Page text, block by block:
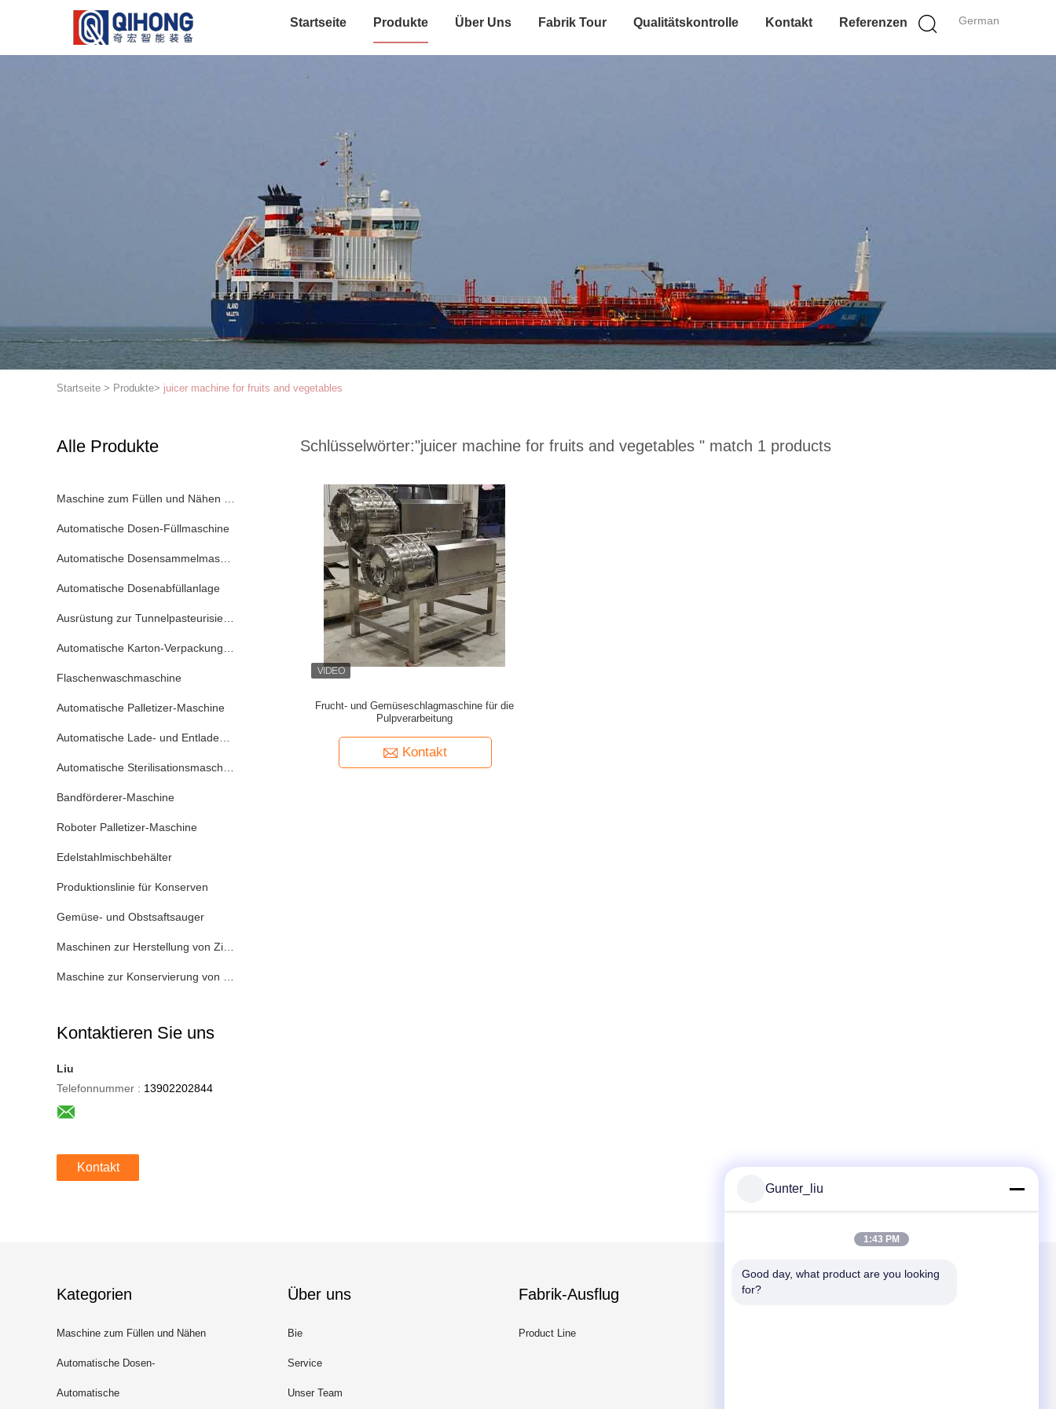
German
Startseite Produkte Über Uns Fabrik Tour Qualitätskontrolle Kontakt Referenzen
Startseite > Produkte> juicer machine for fruits and vegetables
Alle Produkte
Maschine zum Füllen und Nähen von Dosen
Automatische Dosen-Füllmaschine
Automatische Dosensammelmaschine
Automatische Dosenabfüllanlage
Ausrüstung zur Tunnelpasteurisierung
Automatische Karton-Verpackungsmaschine
Flaschenwaschmaschine
Automatische Palletizer-Maschine
Automatische Lade- und Entlademaschine
Automatische Sterilisationsmaschine
Bandförderer-Maschine
Roboter Palletizer-Maschine
Edelstahlmischbehälter
Produktionslinie für Konserven
Gemüse- und Obstsaftsauger
Maschinen zur Herstellung von Zinndosen
Maschine zur Konservierung von Tomatenpaste
Kontaktieren Sie uns
Liu
Telefonnummer : 13902202844
Kontakt
Schlüsselwörter:"juicer machine for fruits and vegetables " match 1 products
Frucht- und Gemüseschlagmaschine für die
Pulpverarbeitung
Kontakt
Kategorien
Maschine zum Füllen und Nähen
von Dosen
Automatische Dosen-
Füllmaschine
Automatische
Über uns
Bie
Service
Unser Team
Fabrik-Ausflug
Product Line
Mailen Sie uns
Gunter_liu
1:43 PM
Good day, what product are you looking
for?